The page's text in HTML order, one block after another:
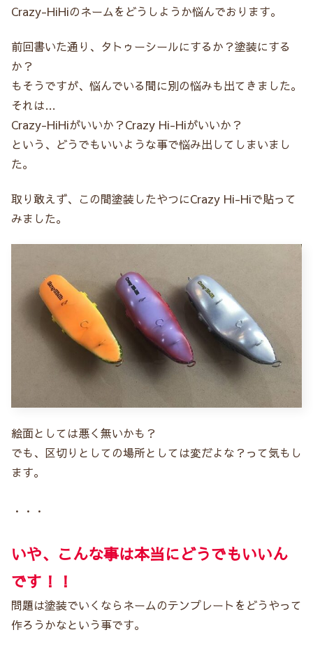
Crazy-HiHiのネームをどうしようか悩んでおります。
前回書いた通り、タトゥーシールにするか？塗装にする
か？
もそうですが、悩んでいる間に別の悩みも出てきました。
それは…
Crazy-HiHiがいいか？Crazy Hi-Hiがいいか？
という、どうでもいいような事で悩み出してしまいまし
た。
取り敢えず、この間塗装したやつにCrazy Hi-Hiで貼って
みました。
絵面としては悪く無いかも？
でも、区切りとしての場所としては変だよな？って気もし
ます。
・・・
いや、こんな事は本当にどうでもいいん
です！！
問題は塗装でいくならネームのテンプレートをどうやって
作ろうかなという事です。